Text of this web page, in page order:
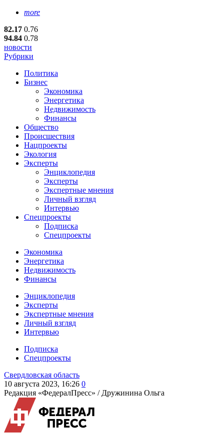
more
82.17 0.76
94.84 0.78
новости
Рубрики
Политика
Бизнес
Экономика
Энергетика
Недвижимость
Финансы
Общество
Происшествия
Нацпроекты
Экология
Эксперты
Энциклопедия
Эксперты
Экспертные мнения
Личный взгляд
Интервью
Спецпроекты
Подписка
Спецпроекты
Экономика
Энергетика
Недвижимость
Финансы
Энциклопедия
Эксперты
Экспертные мнения
Личный взгляд
Интервью
Подписка
Спецпроекты
Свердловская область
10 августа 2023, 16:26 0
Редакция «ФедералПресс» / Дружинина Ольга